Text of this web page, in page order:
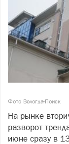
Фото Вологда-Поиск
На рынке
разворот
июне сразу в